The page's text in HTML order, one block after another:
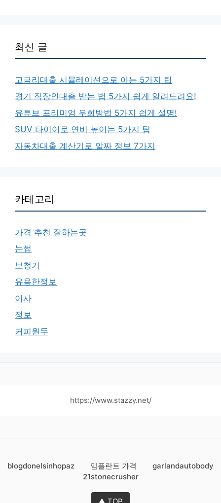
최신 글
고금리대출 시뮬레이션으로 아는 5가지 팁
경기 직장인대출 받는 법 5가지 쉽게 알려드려요!
유튜브 프리미엄 우회방법 5가지 쉽게 설명!
SUV 타이어로 연비 높이는 5가지 팁
자동차대출 계산기로 알짜 정보 7가지
카테고리
가격 추천 잘하는곳
눈썹
보청기
유용한정보
이사
정보
커피원두
https://www.stazzy.net/
blogdonelsinhopaz 임플란트 가격
garlandautobody
21stonecrusher
▲ TOP